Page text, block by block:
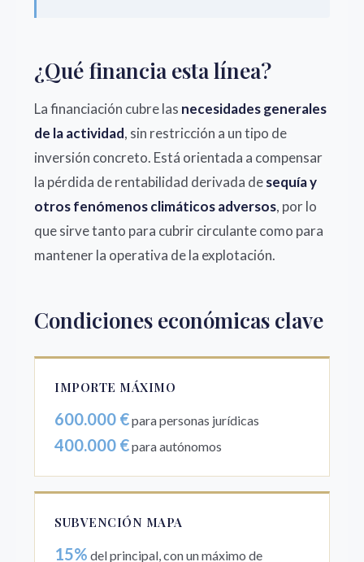
¿Qué financia esta línea?
La financiación cubre las necesidades generales
de la actividad, sin restricción a un tipo de
inversión concreto. Está orientada a compensar
la pérdida de rentabilidad derivada desequía y
otros fenómenos climáticos adversos, por lo
que sirve tanto para cubrir circulante como para
mantener la operativa de la explotación.
Condiciones económicas clave
IMPORTE MÁXIMO
600.000 €para personas jurídicas
400.000 €para autónomos
SUBVENCIÓN MAPA
15% del principal, con un máximo de